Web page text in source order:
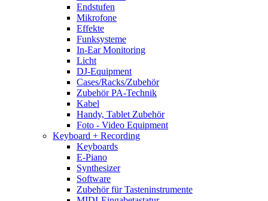
Endstufen
Mikrofone
Effekte
Funksysteme
In-Ear Monitoring
Licht
DJ-Equipment
Cases/Racks/Zubehör
Zubehör PA-Technik
Kabel
Handy, Tablet Zubehör
Foto - Video Equipment
Keyboard + Recording
Keyboards
E-Piano
Synthesizer
Software
Zubehör für Tasteninstrumente